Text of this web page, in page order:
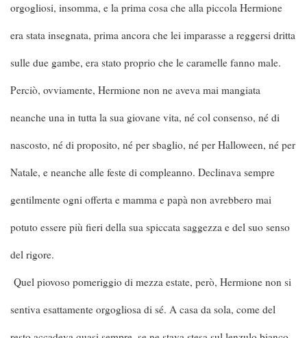
orgogliosi, insomma, e la prima cosa che alla piccola Hermione
era stata insegnata, prima ancora che lei imparasse a reggersi dritta
sulle due gambe, era stato proprio che le caramelle fanno male.
Perciò, ovviamente, Hermione non ne aveva mai mangiata
neanche una in tutta la sua giovane vita, né col consenso, né di
nascosto, né di proposito, né per sbaglio, né per Halloween, né per
Natale, e neanche alle feste di compleanno. Declinava sempre
gentilmente ogni offerta e mamma e papà non avrebbero mai
potuto essere più fieri della sua spiccata saggezza e del suo senso
del rigore.
Quel piovoso pomeriggio di mezza estate, però, Hermione non si
sentiva esattamente orgogliosa di sé. A casa da sola, come del